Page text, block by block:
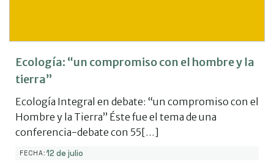
Ecología: “un compromiso con el hombre y la
tierra”
Ecología Integral en debate: “un compromiso con el
Hombre y la Tierra” Éste fue el tema de una
conferencia-debate con 55[…]
FECHA:12 de julio